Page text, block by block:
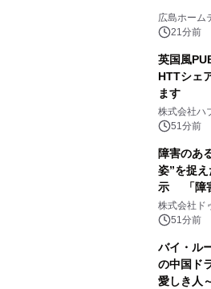
広島ホー
21分前
英国風
HTTシェ
ます
株式会社ハ
51分前
障害のあ
姿”を捉
示 「障
会を 東京
株式会社ド
51分前
バイ・ル
の中国ド
愛しき人